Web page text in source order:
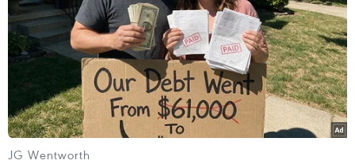
tăng 1,0% lên 39.765,64 điểm; chỉ số tổng hợp S&P
500 tăng 1,7% lên 5.434,43 điểm còn chỉ số công
nghệ Nasdaq tăng 2,4% lên 17.187,61 điểm.
JG Wentworth